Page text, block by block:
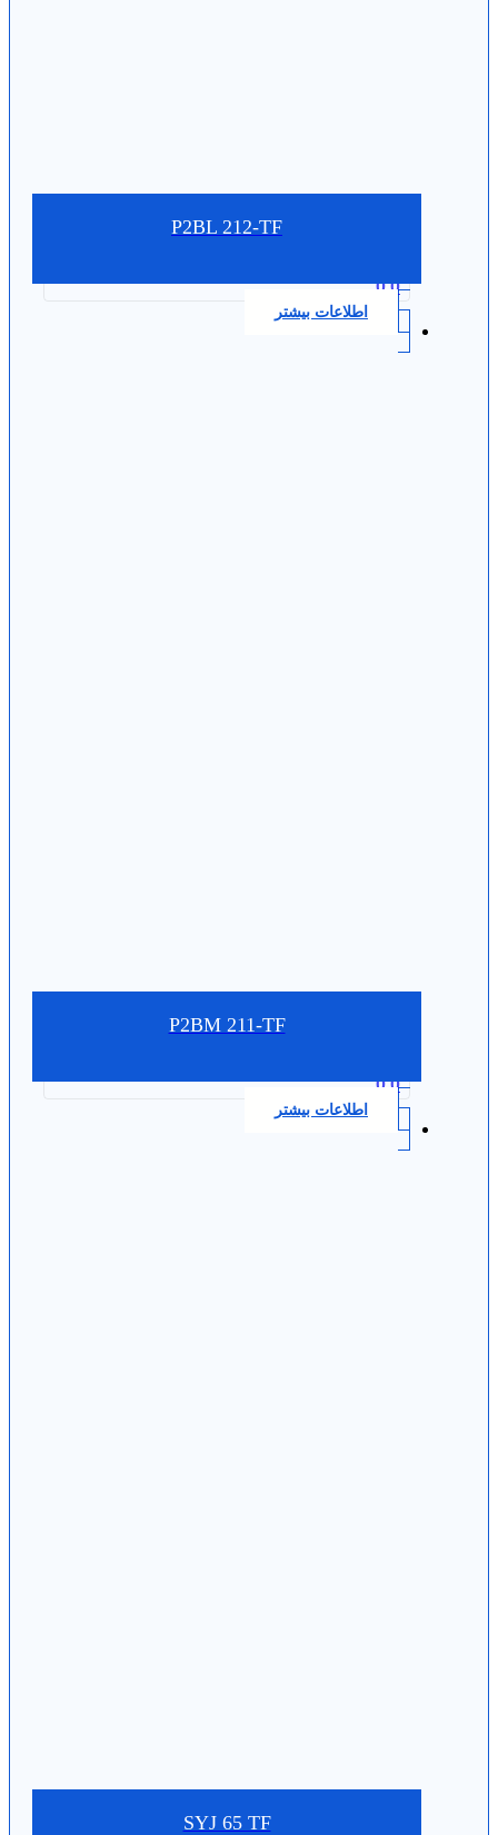
P2BL 212-TF
0.0
اطلاعات بیشتر
P2BM 211-TF
0.0
اطلاعات بیشتر
SYJ 65 TF